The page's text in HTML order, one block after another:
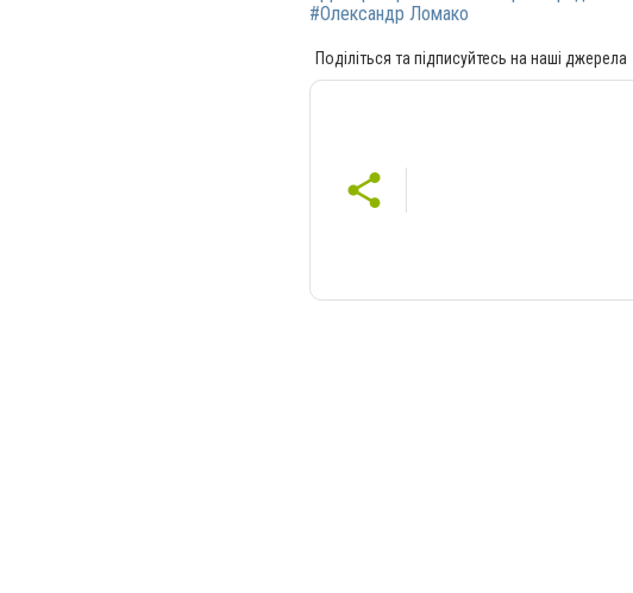
#Олександр Ломако
Поділіться та підписуйтесь на наші джерела